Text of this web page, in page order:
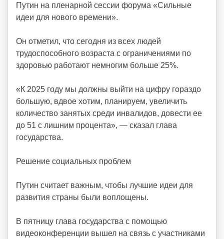
Путин на пленарной сессии форума «Сильные
идеи для нового времени».
Он отметил, что сегодня из всех людей
трудоспособного возраста с ограничениями по
здоровью работают немногим больше 25%.
«К 2025 году мы должны выйти на цифру гораздо
большую, вдвое хотим, планируем, увеличить
количество занятых среди инвалидов, довести ее
до 51 с лишним процента», — сказал глава
государства.
Решение социальных проблем
Путин считает важным, чтобы лучшие идеи для
развития страны были воплощены.
В пятницу глава государства с помощью
видеоконференции вышел на связь с участниками